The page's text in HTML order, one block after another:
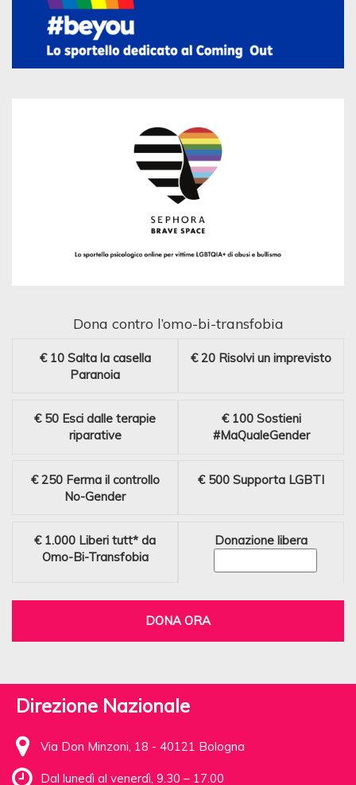
Dona contro l’omo-bi-transfobia
€ 10 Salta la casella
Paranoia
€ 20 Risolvi un imprevisto
€ 50 Esci dalle terapie
riparative
€ 100 Sostieni
#MaQualeGender
€ 250 Ferma il controllo
No-Gender
€ 500 Supporta LGBTI
€ 1.000 Liberi tutt* da
Omo-Bi-Transfobia
Donazione libera
DONA ORA
Direzione Nazionale
Via Don Minzoni, 18 - 40121 Bologna
Dal lunedì al venerdì, 9.30 – 17.00